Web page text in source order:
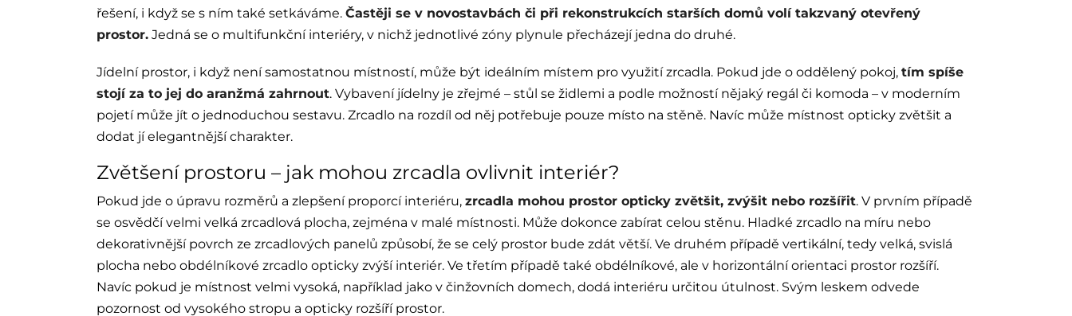
řešení, i když se s ním také setkáváme.Častěji se v novostavbách či při rekonstrukcích starších domů volí takzvaný otevřený
prostor. Jedná se o multifunkční interiéry, v nichž jednotlivé zóny plynule přecházejí jedna do druhé.
Jídelní prostor, i když není samostatnou místností, může být ideálním místem pro využití zrcadla. Pokud jde o oddělený pokoj,tím spíše
stojí za to jej do aranžmá zahrnout. Vybavení jídelny je zřejmé – stůl se židlemi a podle možností nějaký regál či komoda – v moderním
pojetí může jít o jednoduchou sestavu. Zrcadlo na rozdíl od něj potřebuje pouze místo na stěně. Navíc může místnost opticky zvětšit a
dodat jí elegantnější charakter.
Zvětšení prostoru – jak mohou zrcadla ovlivnit interiér?
Pokud jde o úpravu rozměrů a zlepšení proporcí interiéru,zrcadla mohou prostor opticky zvětšit, zvýšit nebo rozšířit. V prvním případě
se osvědčí velmi velká zrcadlová plocha, zejména v malé místnosti. Může dokonce zabírat celou stěnu. Hladké zrcadlo na míru nebo
dekorativnější povrch ze zrcadlových panelů způsobí, že se celý prostor bude zdát větší. Ve druhém případě vertikální, tedy velká, svislá
plocha nebo obdélníkové zrcadlo opticky zvýší interiér. Ve třetím případě také obdélníkové, ale v horizontální orientaci prostor rozšíří.
Navíc pokud je místnost velmi vysoká, například jako v činžovních domech, dodá interiéru určitou útulnost. Svým leskem odvede
pozornost od vysokého stropu a opticky rozšíří prostor.